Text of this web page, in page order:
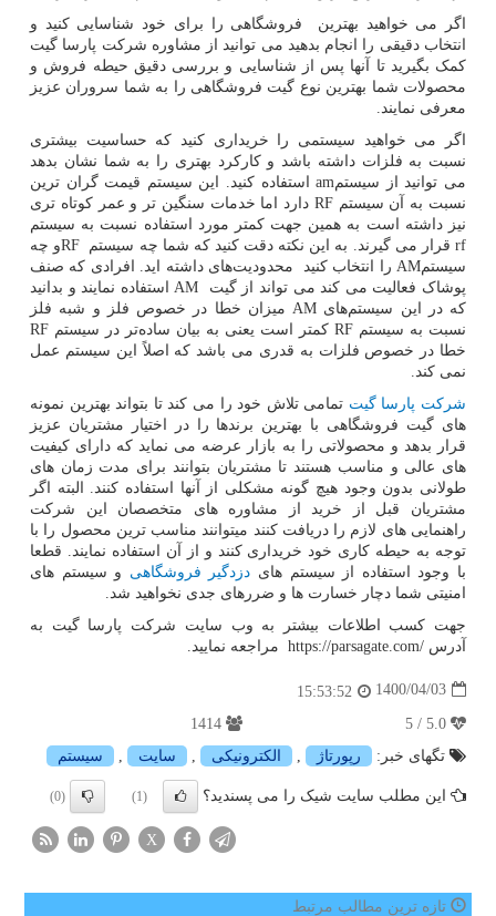
اگر می خواهید بهترین فروشگاهی را برای خود شناسایی کنید و
انتخاب دقیقی را انجام بدهید می توانید از مشاوره شرکت پارسا گیت
کمک بگیرید تا آنها پس از شناسایی و بررسی دقیق حیطه فروش و
محصولات شما بهترین نوع گیت فروشگاهی را به شما سروران عزیز
معرفی نمایند.
اگر می خواهید سیستمی را خریداری کنید که حساسیت بیشتری
نسبت به فلزات داشته باشد و کارکرد بهتری را به شما نشان بدهد
می توانید از سیستمamاستفاده کنید. این سیستم قیمت گران ترین
نسبت به آن سیستمRF دارد اما خدمات سنگین تر و عمر کوتاه تری
نیز داشته است به همین جهت کمتر مورد استفاده نسبت به سیستم
rfقرار می گیرند. به این نکته دقت کنید که شما چه سیستم RFو چه
سیستمAM را انتخاب کنید محدودیت‌های داشته اید. افرادی که صنف
پوشاک فعالیت می کند می تواند از گیت
AMاستفاده نمایند و بدانید
که در این سیستم‌های AM میزان خطا در خصوص فلز و شبه فلز
نسبت به سیستم RF کمتر است یعنی به بیان ساده‌تر در سیستم RF
خطا در خصوص فلزات به قدری می باشد که اصلاً این سیستم عمل
نمی کند.
شرکت پارسا گیت تمامی تلاش خود را می کند تا بتواند بهترین نمونه
های گیت فروشگاهی با بهترین برندها را در اختیار مشتریان عزیز
قرار بدهد و محصولاتی را به بازار عرضه می نماید که دارای کیفیت
های عالی و مناسب هستند تا مشتریان بتوانند برای مدت زمان های
طولانی بدون وجود هیچ گونه مشکلی از آنها استفاده کنند. البته اگر
مشتریان قبل از خرید از مشاوره های متخصصان این شرکت
راهنمایی های لازم را دریافت کنند میتوانند مناسب ترین محصول را با
توجه به حیطه کاری خود خریداری کنند و از آن استفاده نمایند. قطعا
با وجود استفاده از سیستم های دزدگیر فروشگاهی و سیستم های
امنیتی شما دچار خسارت ها و ضررهای جدی نخواهید شد.
جهت کسب اطلاعات بیشتر به وب سایت شرکت پارسا گیت به
آدرس https://parsagate.com/ مراجعه نمایید.
1400/04/03
15:53:52
تگهای خبر:
رپورتاژ الكترونیكی سایت سیستم
این مطلب سایت شیک را می پسندید؟ (1)
(0)
X
تازه ترین مطالب مرتبط